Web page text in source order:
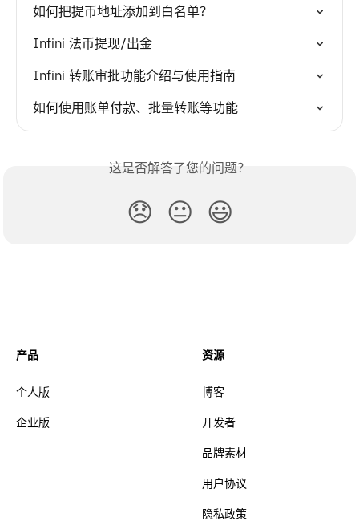
如何把提币地址添加到白名单？
Infini 法币提现/出金
Infini 转账审批功能介绍与使用指南
如何使用账单付款、批量转账等功能
这是否解答了您的问题？
😞 😐 😃
产品
个人版
企业版
资源
博客
开发者
品牌素材
用户协议
隐私政策